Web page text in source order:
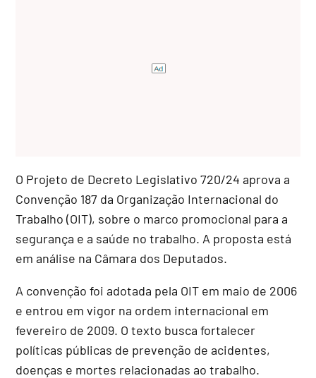
O Projeto de Decreto Legislativo 720/24 aprova a
Convenção 187 da Organização Internacional do
Trabalho (OIT), sobre o marco promocional para a
segurança e a saúde no trabalho. A proposta está
em análise na Câmara dos Deputados.
A convenção foi adotada pela OIT em maio de 2006
e entrou em vigor na ordem internacional em
fevereiro de 2009. O texto busca fortalecer
políticas públicas de prevenção de acidentes,
doenças e mortes relacionadas ao trabalho.